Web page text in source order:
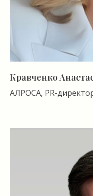
Кравченко
АЛРОСА, PR-